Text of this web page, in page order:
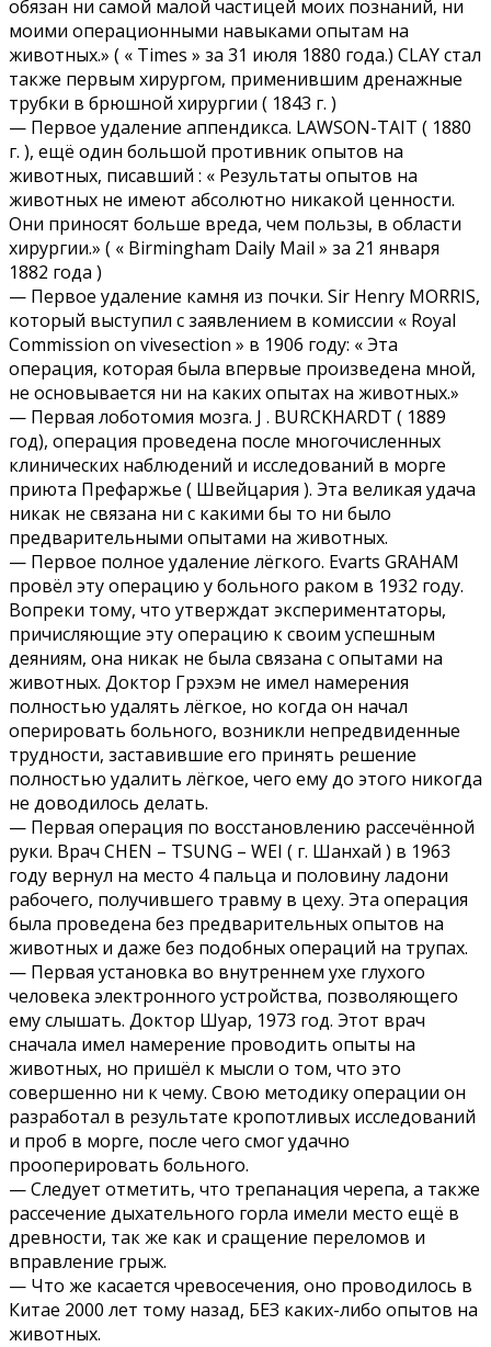
обязан ни самой малой частицей моих познаний, ни
моими операционными навыками опытам на
животных.» ( « Times » за 31 июля 1880 года.) CLAY стал
также первым хирургом, применившим дренажные
трубки в брюшной хирургии ( 1843 г. )
— Первое удаление аппендикса. LAWSON-TAIT ( 1880
г. ), ещё один большой противник опытов на
животных, писавший : « Результаты опытов на
животных не имеют абсолютно никакой ценности.
Они приносят больше вреда, чем пользы, в области
хирургии.» ( « Birmingham Daily Mail » за 21 января
1882 года )
— Первое удаление камня из почки. Sir Henry MORRIS,
который выступил с заявлением в комиссии « Royal
Commission on vivesection » в 1906 году: « Эта
операция, которая была впервые произведена мной,
не основывается ни на каких опытах на животных.»
— Первая лоботомия мозга. J . BURCKHARDT ( 1889
год), операция проведена после многочисленных
клинических наблюдений и исследований в морге
приюта Префаржье ( Швейцария ). Эта великая удача
никак не связана ни с какими бы то ни было
предварительными опытами на животных.
— Первое полное удаление лёгкого. Evarts GRAHAM
провёл эту операцию у больного раком в 1932 году.
Вопреки тому, что утверждат экспериментаторы,
причисляющие эту операцию к своим успешным
деяниям, она никак не была связана с опытами на
животных. Доктор Грэхэм не имел намерения
полностью удалять лёгкое, но когда он начал
оперировать больного, возникли непредвиденные
трудности, заставившие его принять решение
полностью удалить лёгкое, чего ему до этого никогда
не доводилось делать.
— Первая операция по восстановлению рассечённой
руки. Врач CHEN – TSUNG – WEI ( г. Шанхай ) в 1963
году вернул на место 4 пальца и половину ладони
рабочего, получившего травму в цеху. Эта операция
была проведена без предварительных опытов на
животных и даже без подобных операций на трупах.
— Первая установка во внутреннем ухе глухого
человека электронного устройства, позволяющего
ему слышать. Доктор Шуар, 1973 год. Этот врач
сначала имел намерение проводить опыты на
животных, но пришёл к мысли о том, что это
совершенно ни к чему. Свою методику операции он
разработал в результате кропотливых исследований
и проб в морге, после чего смог удачно
прооперировать больного.
— Следует отметить, что трепанация черепа, а также
рассечение дыхательного горла имели место ещё в
древности, так же как и сращение переломов и
вправление грыж.
— Что же касается чревосечения, оно проводилось в
Китае 2000 лет тому назад, БЕЗ каких-либо опытов на
животных.